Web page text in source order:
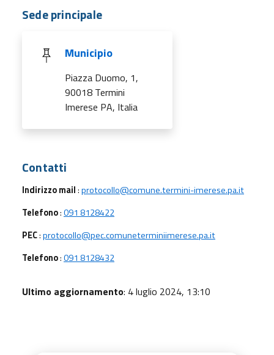
Sede principale
Municipio
Piazza Duomo, 1,
90018 Termini
Imerese PA, Italia
Contatti
Indirizzo mail:protocollo@comune.termini-imerese.pa.it
Telefono:091 8128422
PEC:protocollo@pec.comuneterminiimerese.pa.it
Telefono:091 8128432
Ultimo aggiornamento: 4 luglio 2024, 13:10